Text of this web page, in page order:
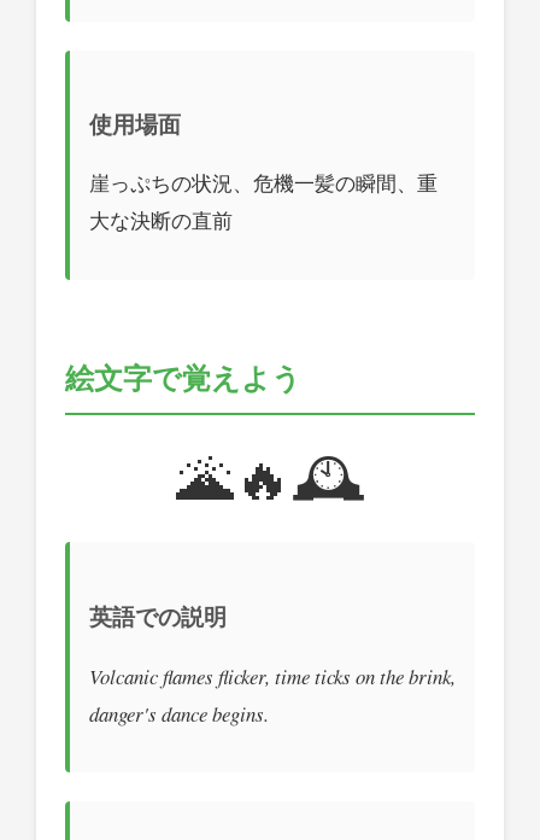
使用場面
崖っぷちの状況、危機一髪の瞬間、重
大な決断の直前
絵文字で覚えよう
🌋🔥🕰️
英語での説明
Volcanic flames flicker, time ticks on the brink,
danger's dance begins.